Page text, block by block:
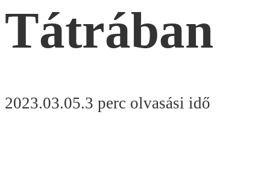
Tátrában
2023.03.05.3 perc olvasási idő